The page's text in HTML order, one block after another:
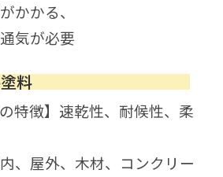
かかる、
気が必要
料
特徴】速乾性、耐候性、柔
、屋外、木材、コンクリー